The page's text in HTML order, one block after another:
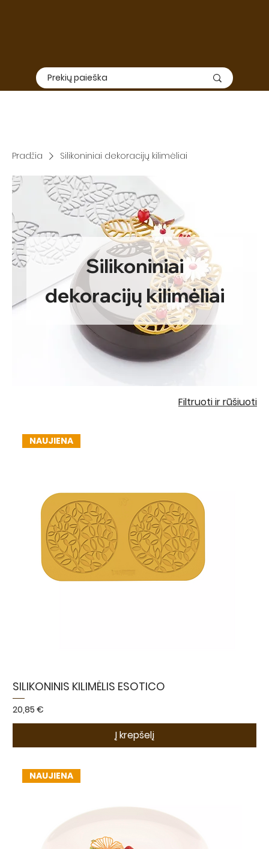
Pradžia Silikoniniai dekoracijų kilimėliai
Silikoniniai
dekoracijų kilimėliai
Filtruoti ir rūšiuoti
NAUJIENA
SILIKONINIS KILIMĖLIS ESOTICO
Kaina
20,85 €
Į krepšelį
NAUJIENA